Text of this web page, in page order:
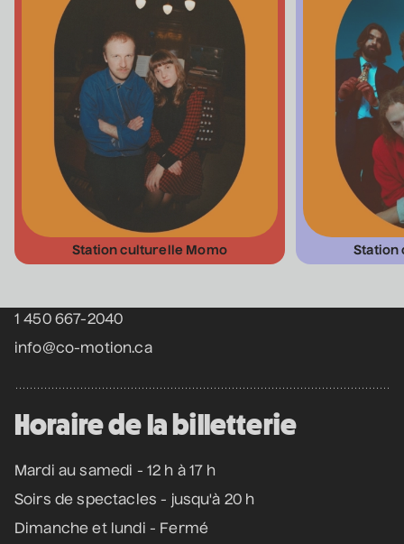
Station culturelle Momo Station
Coordonnées
1 450 667-2040
info@co-motion.ca
Horaire de la billetterie
Mardi au samedi - 12 h à 17 h
Soirs de spectacles - jusqu'à 20 h
Dimanche et lundi - Fermé